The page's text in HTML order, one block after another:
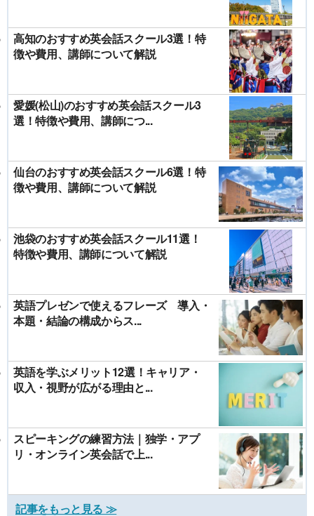
高知のおすすめ英会話スクール3選！特
徴や費用、講師について解説
愛媛(松山)のおすすめ英会話スクール3
選！特徴や費用、講師につ...
仙台のおすすめ英会話スクール6選！特
徴や費用、講師について解説
池袋のおすすめ英会話スクール11選！
特徴や費用、講師について解説
英語プレゼンで使えるフレーズ 導入・
本題・結論の構成からス...
英語を学ぶメリット12選！キャリア・
収入・視野が広がる理由と...
スピーキングの練習方法｜独学・アプ
リ・オンライン英会話で上...
記事をもっと見る ≫